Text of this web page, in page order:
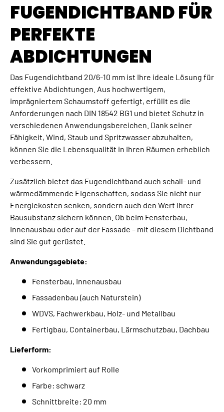
FUGENDICHTBAND FÜR
PERFEKTE
ABDICHTUNGEN
Das Fugendichtband 20/6-10 mm ist Ihre ideale Lösung für
effektive Abdichtungen. Aus hochwertigem,
imprägniertem Schaumstoff gefertigt, erfüllt es die
Anforderungen nach DIN 18542 BG1 und bietet Schutz in
verschiedenen Anwendungsbereichen. Dank seiner
Fähigkeit, Wind, Staub und Spritzwasser abzuhalten,
können Sie die Lebensqualität in Ihren Räumen erheblich
verbessern.
Zusätzlich bietet das Fugendichtband auch schall- und
wärmedämmende Eigenschaften, sodass Sie nicht nur
Energiekosten senken, sondern auch den Wert Ihrer
Bausubstanz sichern können. Ob beim Fensterbau,
Innenausbau oder auf der Fassade – mit diesem Dichtband
sind Sie gut gerüstet.
Anwendungsgebiete:
Fensterbau, Innenausbau
Fassadenbau (auch Naturstein)
WDVS, Fachwerkbau, Holz- und Metallbau
Fertigbau, Containerbau, Lärmschutzbau, Dachbau
Lieferform:
Vorkomprimiert auf Rolle
Farbe: schwarz
Schnittbreite: 20 mm